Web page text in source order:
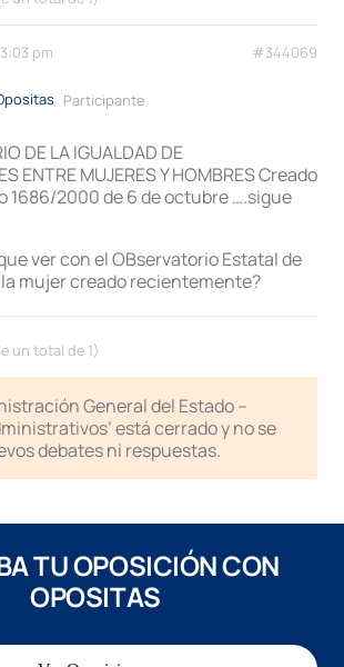
pm #344069
Participante
DE LA IGUALDAD DE
ENTRE MUJERES Y HOMBRES Creado
1686/2000 de 6 de octubre ….sigue
ver con el OBservatorio Estatal de
mujer creado recientemente?
un total de 1)
General del Estado –
está cerrado y no se
debates ni respuestas.
TU OPOSICIÓN CON
OPOSITAS